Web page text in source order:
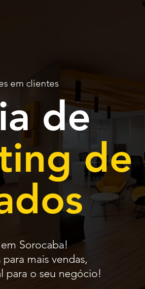
em clientes
de
de
Sorocaba!
mais vendas,
para o seu negócio!